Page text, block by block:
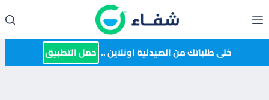
إلى
المحتوى خلى طلباتك من الصيدلية اونلاين .. حمل التطبيق